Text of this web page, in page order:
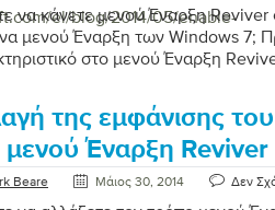
el/blog/2014/05/enable-
να κάνετε μενού Έναρξη Reviver
μενού Έναρξη των Windows 7;
στο μενού Έναρξη
της εμφάνισης
μενού Έναρξη Reviver
Beare Μάιος 30, 2014 Δεν